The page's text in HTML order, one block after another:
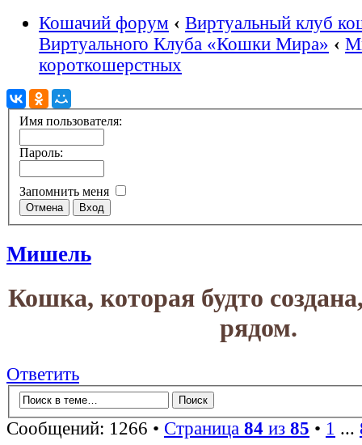
Кошачий форум ‹ Виртуальный клуб
Виртуального Клуба «Кошки Мира» ‹
короткошерстных
Имя пользователя:
Пароль:
Запомнить меня
Мишель
Кошка, которая будто
рядом.
Ответить
Сообщений: 1266 • Страница 84 из 85 • 1 ...